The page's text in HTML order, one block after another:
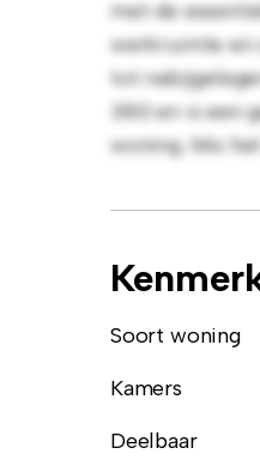
met de
werkruimte en
tot
380 en is een
woning. Mis
Soort woning
Kamers
Deelbaar